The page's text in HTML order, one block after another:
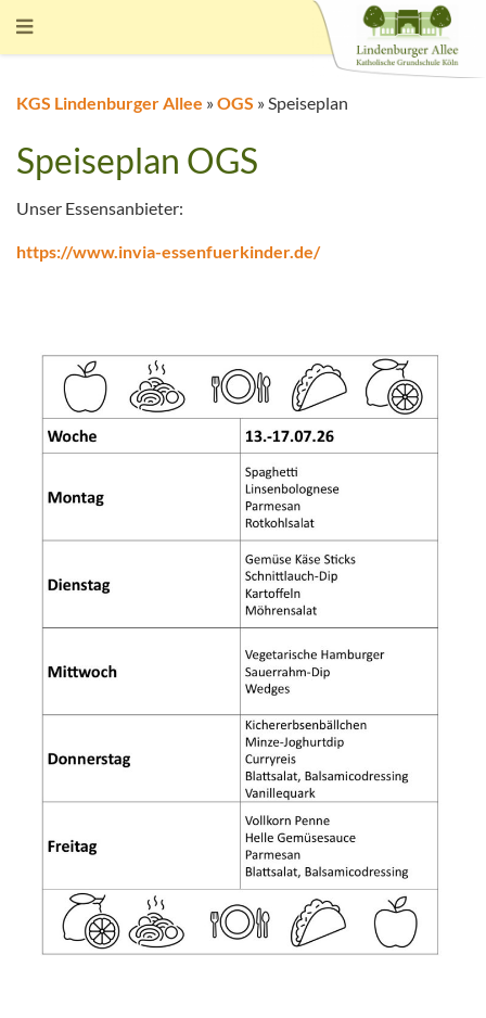
KGS Lindenburger Allee »OGS »Speiseplan
Speiseplan OGS
Unser Essensanbieter:
https://www.invia-essenfuerkinder.de/